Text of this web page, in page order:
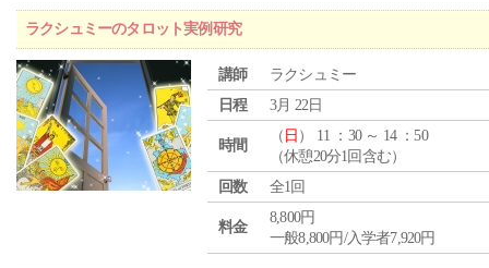
ラクシュミーのタロット実例研究
講師
ラクシュミー
日程
3月 22日
時間
（ 日 ） 11 ：30 ～ 14 ：50
（休憩20分1回含む）
回数
全1回
料金
8,800円
一般8,800円/入学者7,920円